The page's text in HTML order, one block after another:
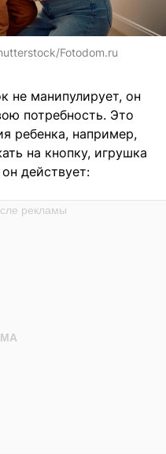
Fotodom.ru
не манипулирует, он
потребность. Это
ребенка, например,
на кнопку, игрушка
действует: